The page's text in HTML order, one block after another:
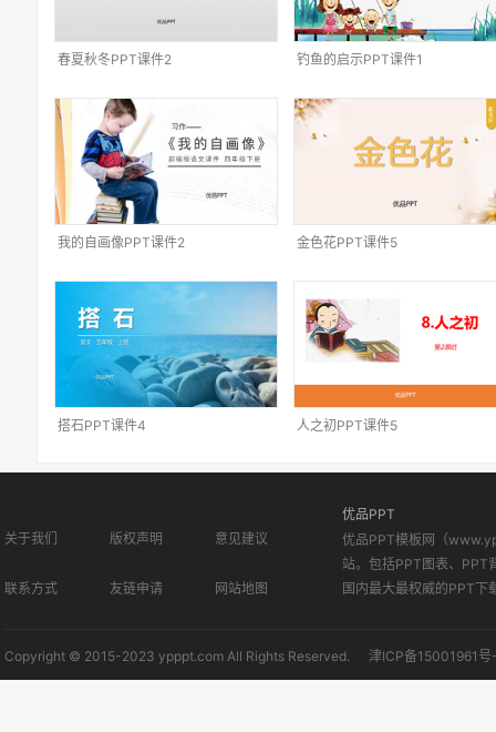
春夏秋冬PPT课件2 钓鱼的启示PPT课件1
我的自画像PPT课件2 金色花PPT课件5
搭石PPT课件4 人之初PPT课件5
关于我们 版权声明 意见建议
联系方式 友链申请 网站地图
优品PPT
优品PPT模板网（
站。包括PPT图表、PPT
国内最大最权威的PPT下
Copyright © 2015-2023 ypppt.com All Rights Reserved. 津ICP备15001961号